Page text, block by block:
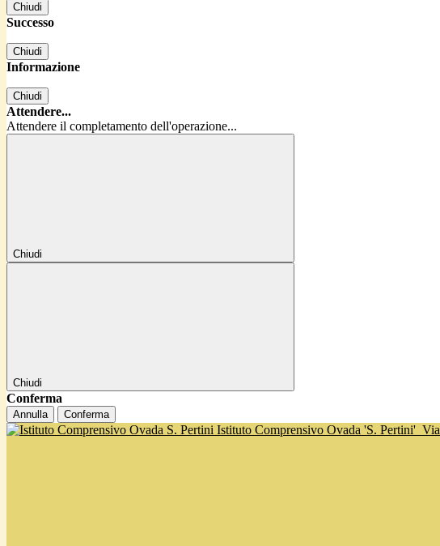
Chiudi
Successo
Chiudi
Informazione
Chiudi
Attendere...
Attendere il completamento dell'operazione...
Chiudi
Chiudi
Conferma
Annulla Conferma
Istituto Comprensivo Ovada 'S. Pertini'